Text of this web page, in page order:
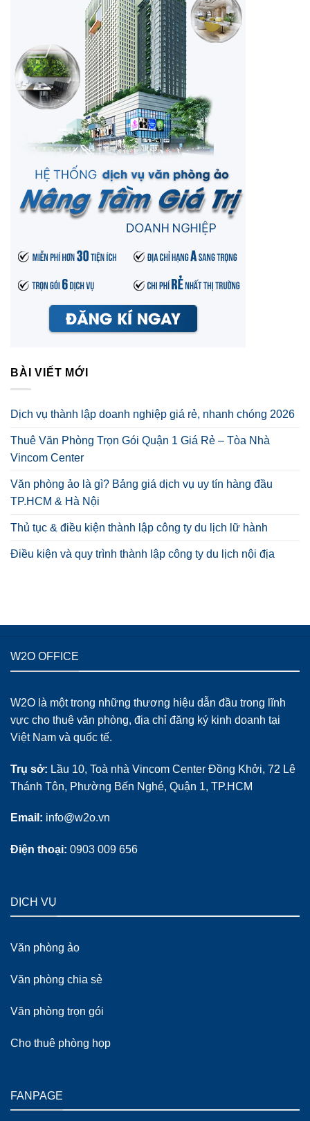
BÀI VIẾT MỚI
Dịch vụ thành lập doanh nghiệp giá rẻ, nhanh chóng 2026
Thuê Văn Phòng Trọn Gói Quận 1 Giá Rẻ – Tòa Nhà
Vincom Center
Văn phòng ảo là gì? Bảng giá dịch vụ uy tín hàng đầu
TP.HCM & Hà Nội
Thủ tục & điều kiện thành lập công ty du lịch lữ hành
Điều kiện và quy trình thành lập công ty du lịch nội địa
W2O OFFICE
W2O là một trong những thương hiệu dẫn đầu trong lĩnh
vực cho thuê văn phòng, địa chỉ đăng ký kinh doanh tại
Việt Nam và quốc tế.
Trụ sở: Lầu 10, Toà nhà Vincom Center Đồng Khởi, 72 Lê
Thánh Tôn, Phường Bến Nghé, Quận 1, TP.HCM
Email: info@w2o.vn
Điện thoại: 0903 009 656
DỊCH VỤ
Văn phòng ảo
Văn phòng chia sẻ
Văn phòng trọn gói
Cho thuê phòng họp
FANPAGE